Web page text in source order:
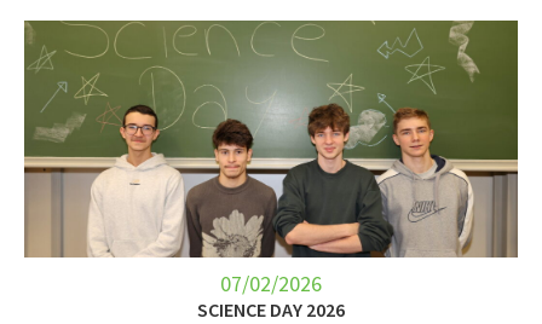
07/02/2026
SCIENCE DAY 2026